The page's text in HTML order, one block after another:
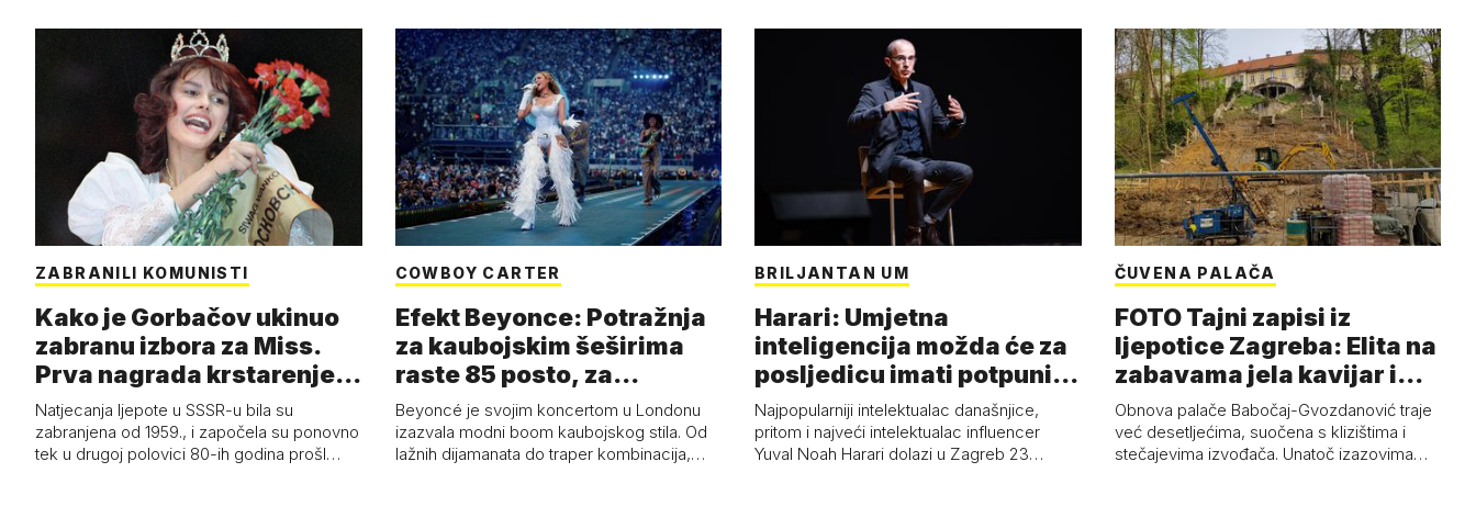
ZABRANILI KOMUNISTI
Kako je Gorbačov ukinuo
zabranu izbora za Miss.
Prva nagrada krstarenje
Jadran…
Natjecanja ljepote u SSSR-u bila su
zabranjena od 1959., i započela su ponovno
tek u drugoj polovici 80-ih godina prošl…
COWBOY CARTER
Efekt Beyonce: Potražnja
za kaubojskim šeširima
raste 85 posto, za
čizmama 53 p…
Beyoncé je svojim koncertom u Londonu
izazvala modni boom kaubojskog stila. Od
lažnih dijamanata do traper kombinacija,…
BRILJANTAN UM
Harari: Umjetna
inteligencija možda će za
posljedicu imati potpuni
kolaps čovje…
Najpopularniji intelektualac današnjice,
pritom i najveći intelektualac influencer
Yuval Noah Harari dolazi u Zagreb 23…
ČUVENA PALAČA
FOTO Tajni zapisi iz
ljepotice Zagreba: Elita na
zabavama jela kavijar i
pud…
Obnova palače Babočaj-Gvozdanović traje
već desetljećima, suočena s klizištima i
stečajevima izvođača. Unatoč izazovima…